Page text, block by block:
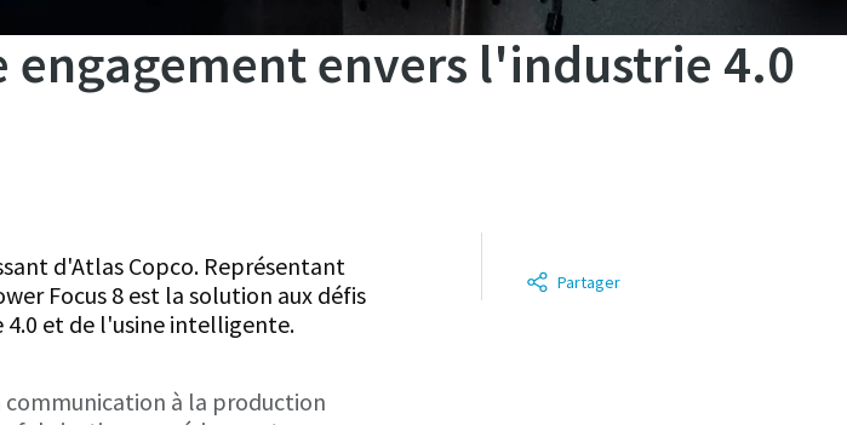
engagement envers l'industrie 4.0
d'Atlas Copco. Représentant
Focus 8 est la solution aux défis
et de l'usine intelligente.
à la production
Partager